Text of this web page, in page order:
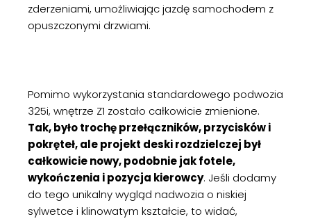
zderzeniami, umożliwiając jazdę samochodem z
opuszczonymi drzwiami.
Pomimo wykorzystania standardowego podwozia
325i, wnętrze Z1 zostało całkowicie zmienione.
Tak, było trochę przełączników, przycisków i
pokręteł, ale projekt deski rozdzielczej był
całkowicie nowy, podobnie jak fotele,
wykończenia i pozycja kierowcy. Jeśli dodamy
do tego unikalny wygląd nadwozia o niskiej
sylwetce i klinowatym kształcie, to widać,